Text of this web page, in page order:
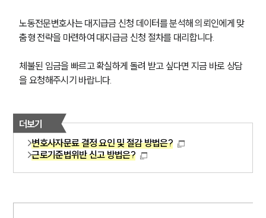
노동전문변호사는 대지급금 신청 데이터를 분석해 의뢰인에게 맞
춤형 전략을 마련하여 대지급금 신청 절차를 대리합니다.
체불된 임금을 빠르고 확실하게 돌려 받고 싶다면 지금 바로 상담
을 요청해주시기 바랍니다.
더보기
변호사자문료 결정 요인 및 절감 방법은?
근로기준법위반 신고 방법은?